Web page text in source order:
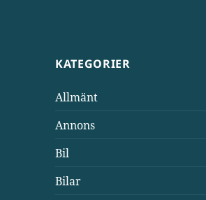
KATEGORIER
Allmänt
Annons
Bil
Bilar